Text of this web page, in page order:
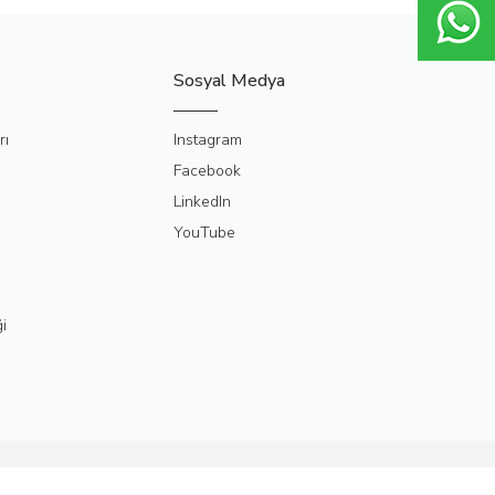
Sosyal Medya
Instagram
Facebook
LinkedIn
YouTube